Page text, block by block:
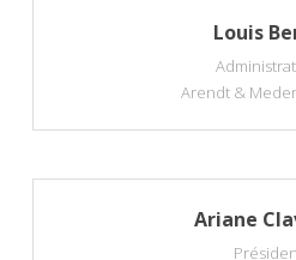
Louis
Arendt &
Ariane